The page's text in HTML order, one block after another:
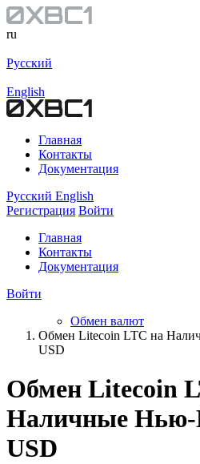
ru
Русский
English
Главная
Контакты
Документация
Русский English
Регистрация Войти
Главная
Контакты
Документация
Войти
Обмен валют
Обмен Litecoin LTC на
USD
Обмен Litecoin
Наличные
USD